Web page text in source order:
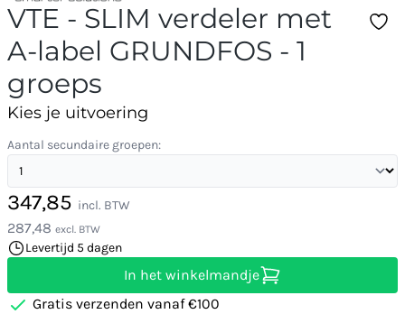
VTE - SLIM verdeler met
A-label GRUNDFOS - 1
groeps
Kies je uitvoering
Aantal secundaire groepen:
347,85 incl. BTW
287,48 excl. BTW
Levertijd 5 dagen
In het winkelmandje
Gratis verzenden vanaf €100